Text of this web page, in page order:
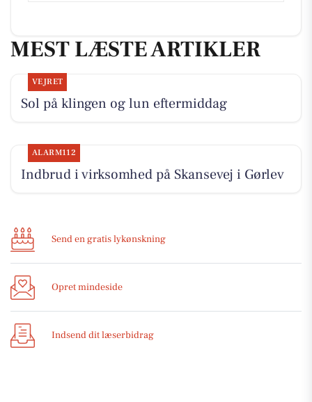
MEST LÆSTE ARTIKLER
VEJRET
Sol på klingen og lun eftermiddag
ALARM112
Indbrud i virksomhed på Skansevej i Gørlev
Send en gratis lykønskning
Opret mindeside
Indsend dit læserbidrag